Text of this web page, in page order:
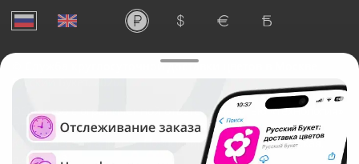
Служба круглосуточной доставки цветов в Москве
Русский Букет, 2026
Общество с ограниченной ответственностью «Технология»
ОГРН: 1195476081745, ИНН: 5410081997
Юридический адрес: г. Новосибирск, ул. Ипподромская,
д.42, оф. 3